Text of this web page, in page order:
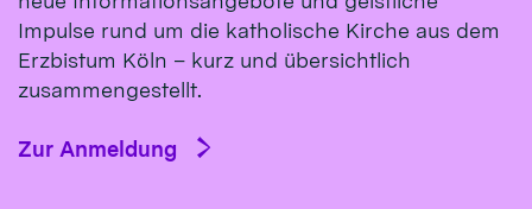
Impulse rund um die katholische Kirche aus dem
Erzbistum Köln – kurz und übersichtlich
zusammengestellt.
Zur Anmeldung